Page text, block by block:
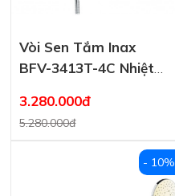
Vòi Sen Tắm Inax
BFV-3413T-4C Nhiệt
3.280.000đ
5.280.000đ
- 10%